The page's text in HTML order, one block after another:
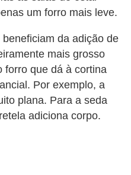
um forro mais leve.
da adição de
mais grosso
forro que dá à cortina
Por exemplo, a
plana. Para a seda
adiciona corpo.